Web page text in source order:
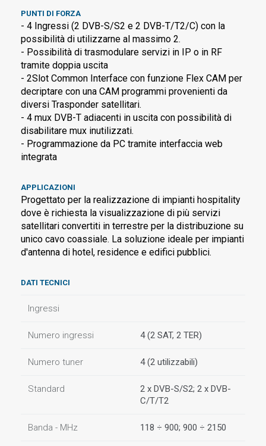
PUNTI DI FORZA
- 4 Ingressi (2 DVB-S/S2 e 2 DVB-T/T2/C) con la
possibilità di utilizzarne al massimo 2.
- Possibilità di trasmodulare servizi in IP o in RF
tramite doppia uscita
- 2Slot Common Interface con funzione Flex CAM per
decriptare con una CAM programmi provenienti da
diversi Trasponder satellitari.
- 4 mux DVB-T adiacenti in uscita con possibilità di
disabilitare mux inutilizzati.
- Programmazione da PC tramite interfaccia web
integrata
APPLICAZIONI
Progettato per la realizzazione di impianti hospitality
dove è richiesta la visualizzazione di più servizi
satellitari convertiti in terrestre per la distribuzione su
unico cavo coassiale. La soluzione ideale per impianti
d'antenna di hotel, residence e edifici pubblici.
DATI TECNICI
Ingressi
Numero ingressi 4 (2 SAT, 2 TER)
Numero tuner 4 (2 utilizzabili)
Standard
2 x DVB-S/S2; 2 x DVB-
C/T/T2
Banda - MHz 118 ÷ 900; 900 ÷ 2150